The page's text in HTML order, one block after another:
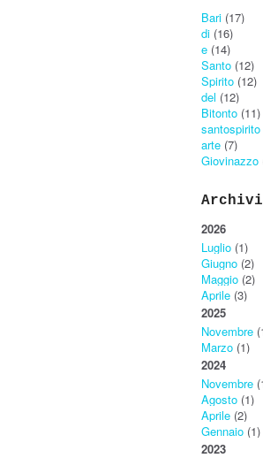
Bari (17)
di (16)
e (14)
Santo (12)
Spirito (12)
del (12)
Bitonto (11)
santospirito
arte (7)
Giovinazzo
2026
Luglio (1)
Giugno (2)
Maggio (2)
Aprile (3)
2025
Novembre
Marzo (1)
2024
Novembre
Agosto (1)
Aprile (2)
Gennaio (1)
2023